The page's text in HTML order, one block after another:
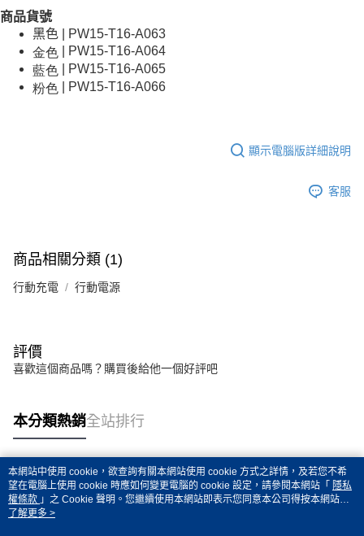
商品貨號
黑色 | PW15-T16-A063
金色 | PW15-T16-A064
藍色 | PW15-T16-A065
粉色 | PW15-T16-A066
顯示電腦版詳細說明
客服
商品相關分類 (1)
行動充電 行動電源
評價
喜歡這個商品嗎？購買後給他一個好評吧
本分類熱銷全站排行
熱門標籤
本網站中使用 cookie，欲查詢有關本網站使用 cookie 方式之詳情，及若您不希
望在電腦上使用 cookie 時應如何變更電腦的 cookie 設定，請參閱本網站「 隱私
權條款 」之 Cookie 聲明。您繼續使用本網站即表示您同意本公司得按本網站使
用條款之 Cookie 聲明使用 cookie。
了解更多 >